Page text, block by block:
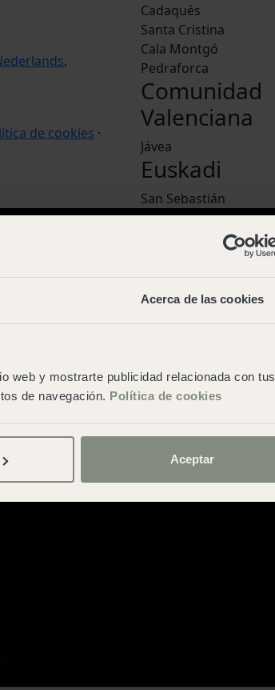
Acerca de las cookies
web y mostrarte publicidad relacionada con tus
de navegación. Política de cookies
Aceptar
,
de cookies ·
Cadaqués
Santa Cristina
Cala Montgó
Pedraforca
Comunidad
Valenciana
Jávea
Euskadi
San Sebastián